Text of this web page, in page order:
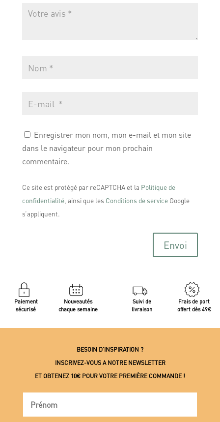
Enregistrer mon nom, mon e-mail et mon site
dans le navigateur pour mon prochain
commentaire.
Ce site est protégé par reCAPTCHA et la Politique de
confidentialité, ainsi que les Conditions de serviceGoogle
s’appliquent.
Envoi
Paiement
sécurisé
Nouveautés
chaque semaine
Suivi de
livraison
Frais de port
offert dès 49€
BESOIN D’INSPIRATION ?
INSCRIVEZ-VOUS A NOTRE NEWSLETTER
ET OBTENEZ 10€ POUR VOTRE PREMIÈRE COMMANDE !